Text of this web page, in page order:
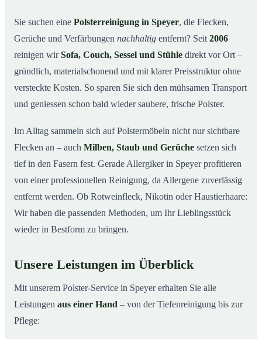
03So arbeiten wir
04Warum Mr. Cleaner in Speyer?
05Polsterreinigung in Speyer und Umgebung
Verwandte Leistungen (für mehr Sauberkeit im
Verbund)
08Jetzt kostenloses Angebot einholen
09So läuft eine professionelle Polsterreinigung in Speyer
Sie suchen eine Polsterreinigung in Speyer, die Flecken,
Gerüche und Verfärbungen nachhaltig entfernt? Seit 2006
reinigen wirSofa, Couch, Sessel und Stühle direkt vor Ort –
gründlich, materialschonend und mit klarer Preisstruktur ohne
versteckte Kosten. So sparen Sie sich den mühsamen Transport
und geniessen schon bald wieder saubere, frische Polster.
Im Alltag sammeln sich auf Polstermöbeln nicht nur sichtbare
Flecken an – auch Milben, Staub und Gerüche setzen sich
tief in den Fasern fest. Gerade Allergiker in Speyer profitieren
von einer professionellen Reinigung, da Allergene zuverlässig
entfernt werden. Ob Rotweinfleck, Nikotin oder Haustierhaare:
Wir haben die passenden Methoden, um Ihr Lieblingsstück
wieder in Bestform zu bringen.
Unsere Leistungen im Überblick
Mit unserem Polster-Service in Speyer erhalten Sie alle
Leistungen aus einer Hand – von der Tiefenreinigung bis zur
Pflege: